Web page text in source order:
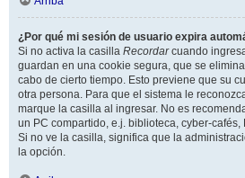
¿Por qué mi sesión de usuario expira
Si no activa la casilla Recordarcuando
guardan en una cookie segura, que se
cabo de cierto tiempo. Esto previene que su
otra persona. Para que el sistema le
marque la casilla al ingresar. No es
un PC compartido, e.j. biblioteca, cyber-
Si no ve la casilla, significa que la
la opción.